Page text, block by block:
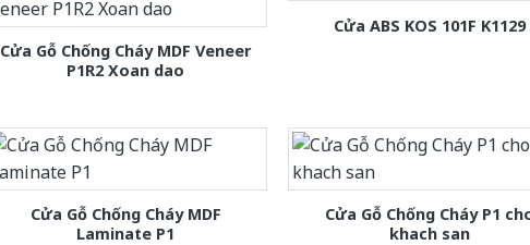
Cửa Gỗ Chống Cháy MDF Veneer
P1R2 Xoan dao
Cửa ABS KOS 101F K1129
Cửa Gỗ Chống Cháy MDF
Laminate P1
Cửa Gỗ Chống Cháy P1
khach san